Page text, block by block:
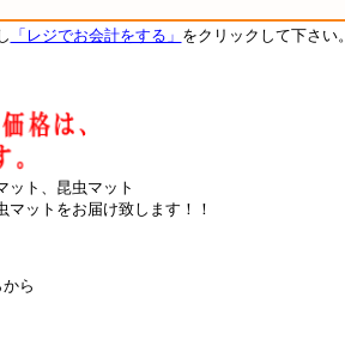
「レジでお会計をする」 をクリックして下さい。
ット、昆虫マット
マットをお届け致します！！
ら